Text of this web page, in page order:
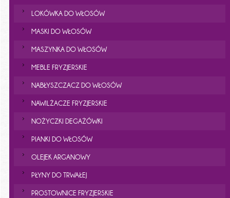
LOKÓWKA DO WŁOSÓW
MASKI DO WŁOSÓW
MASZYNKA DO WŁOSÓW
MEBLE FRYZJERSKIE
NABŁYSZCZACZ DO WŁOSÓW
NAWILŻACZE FRYZJERSKIE
NOŻYCZKI DEGAŻÓWKI
PIANKI DO WŁOSÓW
OLEJEK ARGANOWY
PŁYNY DO TRWAŁEJ
PROSTOWNICE FRYZJERSKIE